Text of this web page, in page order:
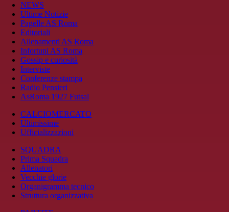
NEWS
Ultime Notizie
Pagelle AS Roma
Editoriali
Allenamenti AS Roma
Infortuni AS Roma
Gossip e curiosità
Interviste
Conferenze stampa
Radio Pensieri
AsRoma 1927 Futsal
CALCIOMERCATO
Ultimissime
Ufficializzazioni
SQUADRA
Prima Squadra
Allenatori
Vecchie glorie
Organigramma tecnico
Struttura organizzativa